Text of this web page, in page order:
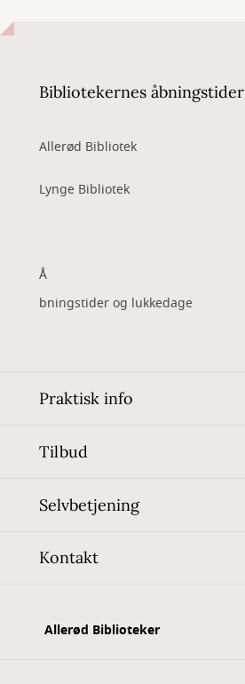
Bibliotekernes åbningstider
Allerød Bibliotek
Lynge Bibliotek
Å
bningstider og lukkedage
Praktisk info
Tilbud
Selvbetjening
Kontakt
Allerød Biblioteker